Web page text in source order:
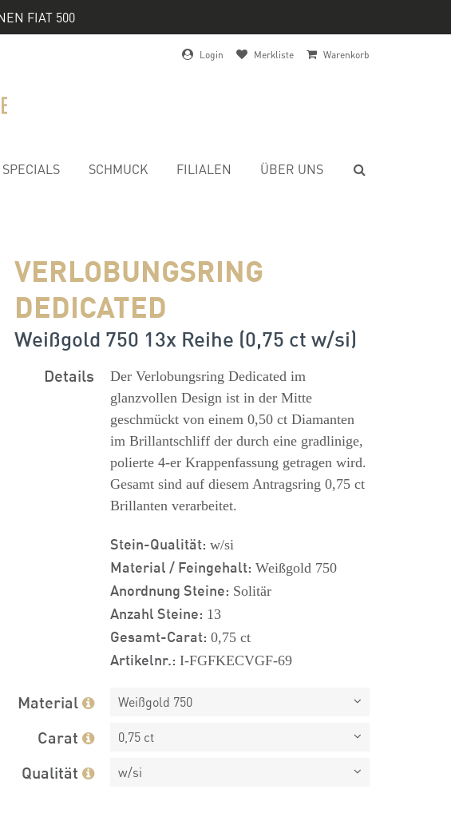
FIAT 500
Login Merkliste Warenkorb
SPECIALS SCHMUCK FILIALEN ÜBER UNS
VERLOBUNGSRING
DEDICATED
Weißgold 750 13x Reihe (0,75 ct w/si)
Details
Der Verlobungsring Dedicated im
glanzvollen Design ist in der Mitte
geschmückt von einem 0,50 ct Diamanten
im Brillantschliff der durch eine gradlinige,
polierte 4-er Krappenfassung getragen wird.
Gesamt sind auf diesem Antragsring 0,75 ct
Brillanten verarbeitet.
Stein-Qualität: w/si
Material / Feingehalt: Weißgold 750
Anordnung Steine: Solitär
Anzahl Steine: 13
Gesamt-Carat: 0,75 ct
Artikelnr.: I-FGFKECVGF-69
Material Weißgold 750
Carat 0,75 ct
Qualität w/si